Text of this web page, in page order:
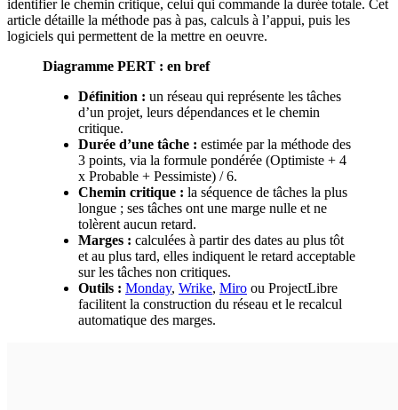
identifier le chemin critique, celui qui commande la durée totale. Cet
article détaille la méthode pas à pas, calculs à l’appui, puis les
logiciels qui permettent de la mettre en oeuvre.
Diagramme PERT : en bref
Définition : un réseau qui représente les tâches
d’un projet, leurs dépendances et le chemin
critique.
Durée d’une tâche : estimée par la méthode des
3 points, via la formule pondérée (Optimiste + 4
x Probable + Pessimiste) / 6.
Chemin critique : la séquence de tâches la plus
longue ; ses tâches ont une marge nulle et ne
tolèrent aucun retard.
Marges : calculées à partir des dates au plus tôt
et au plus tard, elles indiquent le retard acceptable
sur les tâches non critiques.
Outils : Monday, Wrike, Miro ou ProjectLibre
facilitent la construction du réseau et le recalcul
automatique des marges.